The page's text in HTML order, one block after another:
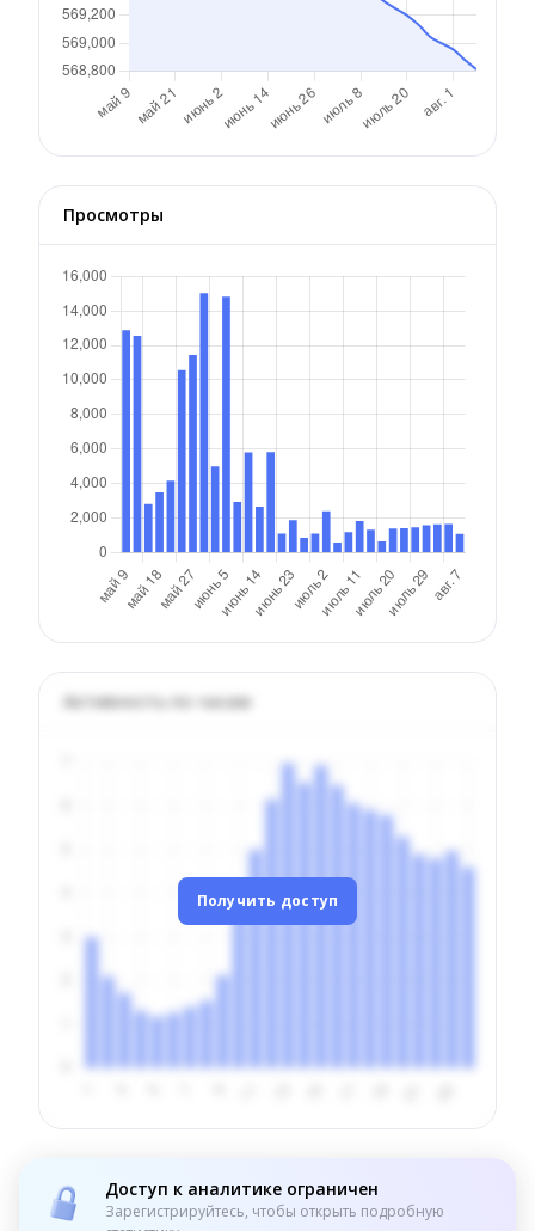
Просмотры
Активность по часам
Получить доступ
Доступ к аналитике ограничен
Зарегистрируйтесь, чтобы открыть подробную